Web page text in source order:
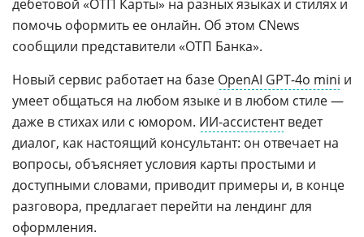
дебетовой «ОТП Карты» на разных языках и стилях и
помочь оформить ее онлайн. Об этом CNews
сообщили представители «ОТП Банка».
Новый сервис работает на базе OpenAI GPT-4o mini и
умеет общаться на любом языке и в любом стиле —
даже в стихах или с юмором. ИИ-ассистентведет
диалог, как настоящий консультант: он отвечает на
вопросы, объясняет условия карты простыми и
доступными словами, приводит примеры и, в конце
разговора, предлагает перейти на лендинг для
оформления.